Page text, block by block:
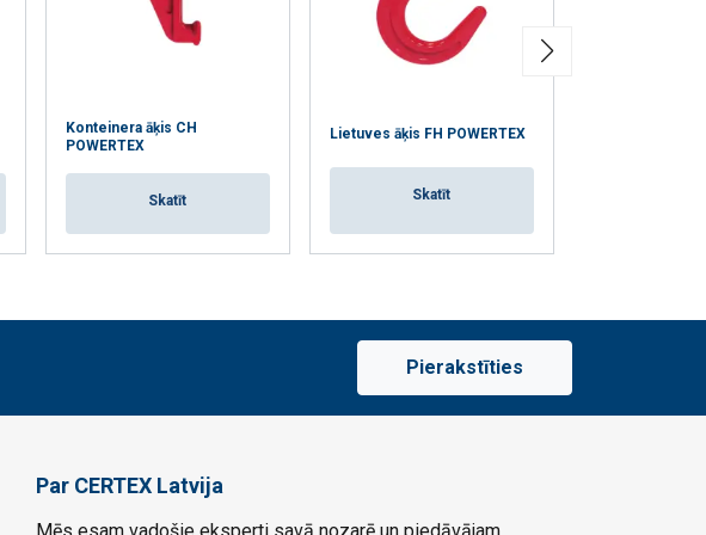
Konteinera āķis CH
POWERTEX
Skatīt
Lietuves āķis FH POWERTEX
Skatīt
Pierakstīties
Par CERTEX Latvija